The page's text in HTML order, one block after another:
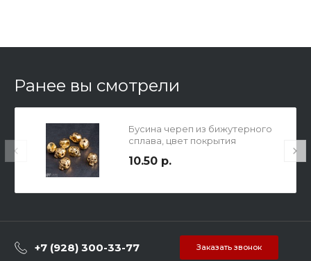
Ранее вы смотрели
Бусина череп из бижутерного
сплава, цвет покрытия
сбоку отв. 1.5мм.
10.50 р.
+7 (928) 300-33-77 Заказать звонок